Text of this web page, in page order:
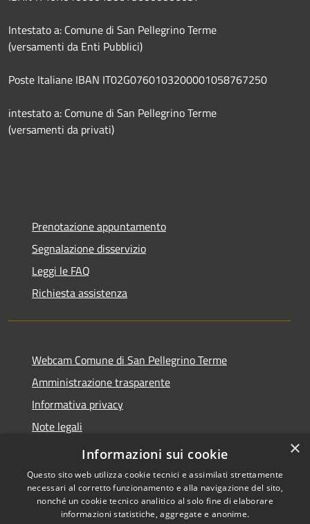
Intestato a: Comune di San Pellegrino Terme
(versamenti da Enti Pubblici)
Poste Italiane IBAN IT02G0760103200001058767250
intestato a: Comune di San Pellegrino Terme
(versamenti da privati)
Prenotazione appuntamento
Segnalazione disservizio
Leggi le FAQ
Richiesta assistenza
Webcam Comune di San Pellegrino Terme
Amministrazione trasparente
Informativa privacy
Note legali
Dichiarazione di accessibilità
Copyright © 2026 • Comune di
×
Informazioni sui cookie
Questo sito web utilizza cookie tecnici e assimilati strettamente
necessari al corretto funzionamento e alla navigazione del sito,
nonché un cookie tecnico analitico al solo fine di elaborare
informazioni statistiche, aggregate e anonime.